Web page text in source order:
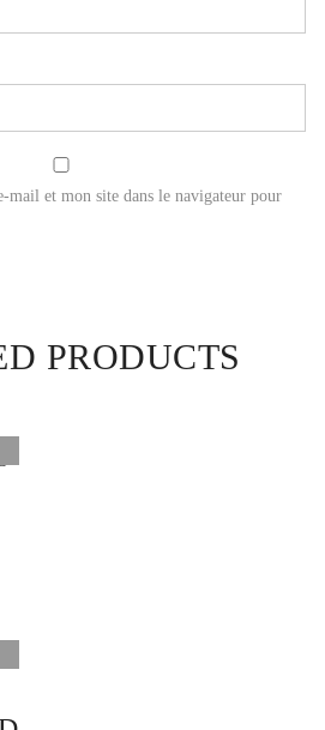
mail et mon site dans le navigateur pour
PRODUCTS